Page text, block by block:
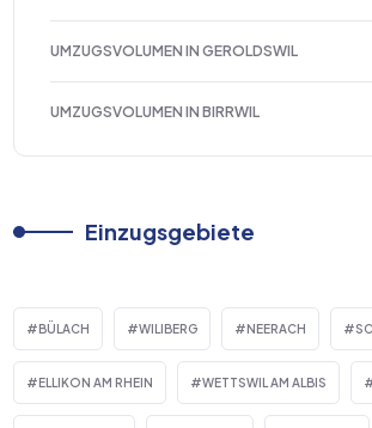
UMZUGSVOLUMEN IN GEROLDSWIL
UMZUGSVOLUMEN IN BIRRWIL
Einzugsgebiete
BÜLACH WILIBERG NEERACH
ELLIKON AM RHEIN WETTSWIL AM ALBIS